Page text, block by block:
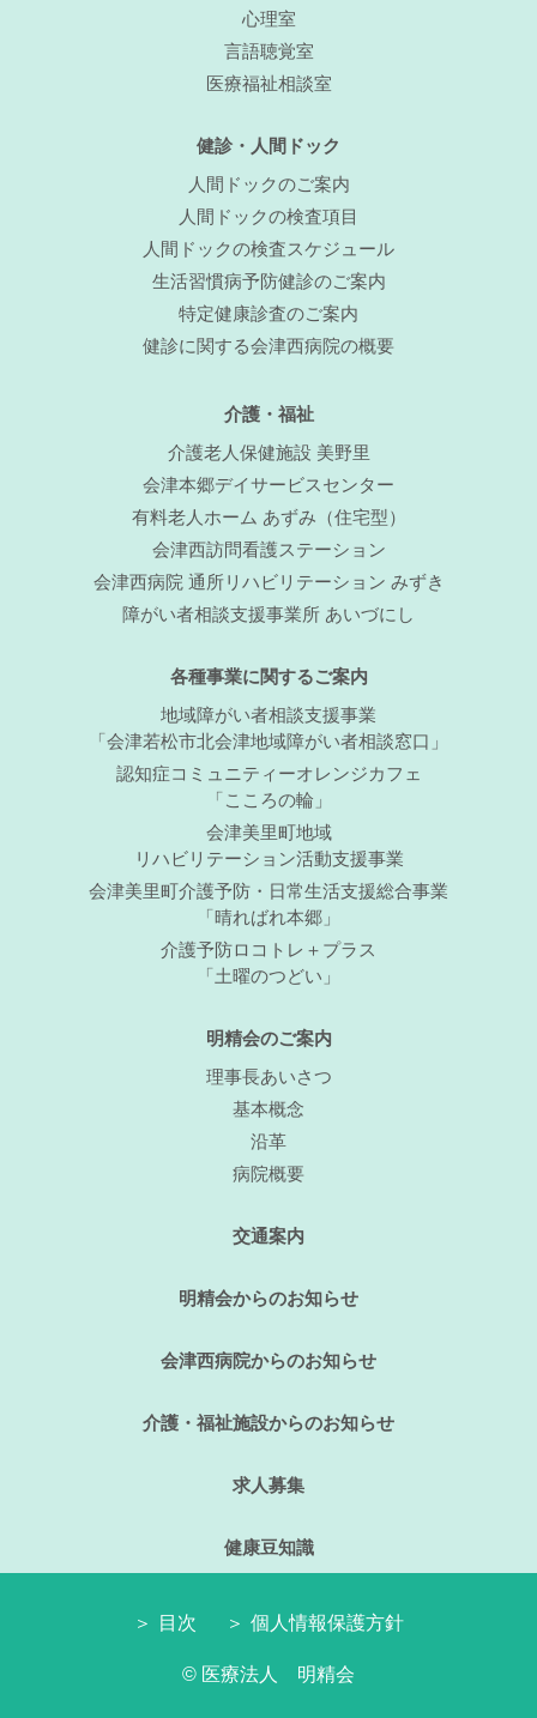
心理室
言語聴覚室
医療福祉相談室
健診・人間ドック
人間ドックのご案内
人間ドックの検査項目
人間ドックの検査スケジュール
生活習慣病予防健診のご案内
特定健康診査のご案内
健診に関する会津西病院の概要
介護・福祉
介護老人保健施設 美野里
会津本郷デイサービスセンター
有料老人ホーム あずみ（住宅型）
会津西訪問看護ステーション
会津西病院 通所リハビリテーション みずき
障がい者相談支援事業所 あいづにし
各種事業に関するご案内
地域障がい者相談支援事業
「会津若松市北会津地域障がい者相談窓口」
認知症コミュニティーオレンジカフェ
「こころの輪」
会津美里町地域
リハビリテーション活動支援事業
会津美里町介護予防・日常生活支援総合事業
「晴ればれ本郷」
介護予防ロコトレ＋プラス
「土曜のつどい」
明精会のご案内
理事長あいさつ
基本概念
沿革
病院概要
交通案内
明精会からのお知らせ
会津西病院からのお知らせ
介護・福祉施設からのお知らせ
求人募集
健康豆知識
目次 個人情報保護方針
© 医療法人 明精会